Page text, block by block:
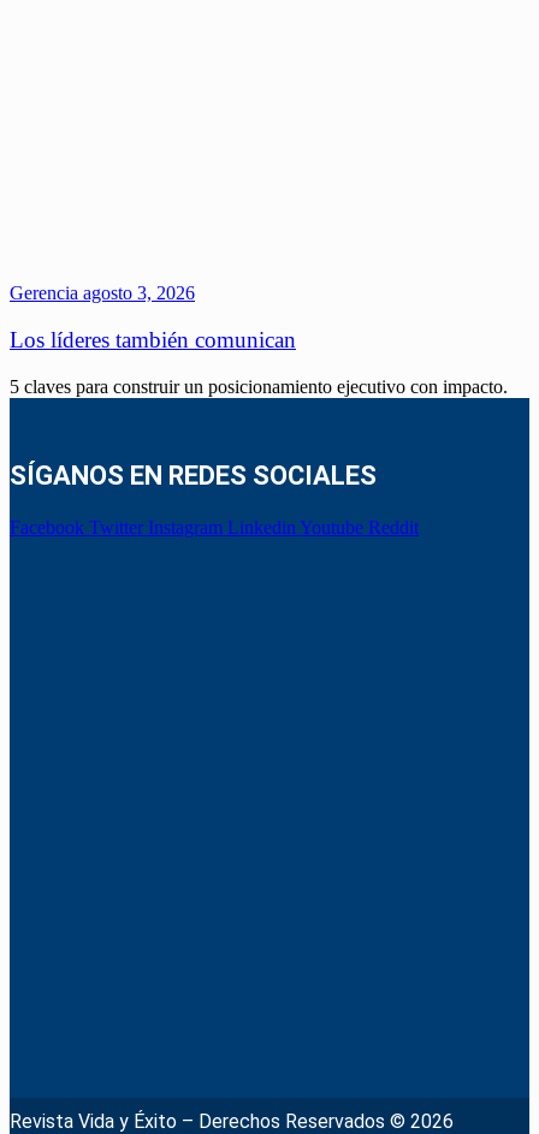
Gerencia agosto 3, 2026
Los líderes también comunican
5 claves para construir un posicionamiento ejecutivo con impacto.
SÍGANOS EN REDES SOCIALES
Facebook Twitter Instagram Linkedin Youtube Reddit
Revista Vida y Éxito – Derechos Reservados © 2026